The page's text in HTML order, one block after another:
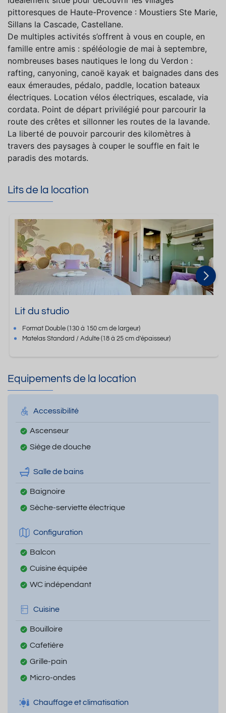
pittoresques de Haute-Provence : Moustiers Ste Marie,
Sillans la Cascade, Castellane.
De multiples activités s’offrent à vous en couple, en
famille entre amis : spéléologie de mai à septembre,
nombreuses bases nautiques le long du Verdon :
rafting, canyoning, canoë kayak et baignades dans des
eaux émeraudes, pédalo, paddle, location bateaux
électriques. Location vélos électriques, escalade, via
cordata. Point de départ privilégié pour parcourir la
route des crêtes et sillonner les routes de la lavande.
La liberté de pouvoir parcourir des kilomètres à
travers des paysages à couper le souffle en fait le
paradis des motards.
Lits de la location
Lit du studio
Format Double (130 à 150 cm de largeur)
Matelas Standard / Adulte(18 à 25 cm d'épaisseur)
Equipements de la location
Accessibilité
Ascenseur
Siège de douche
Salle de bains
Baignoire
Sèche-serviette électrique
Configuration
Balcon
Cuisine équipée
WC indépendant
Cuisine
Bouilloire
Cafetière
Grille-pain
Micro-ondes
Chauffage et climatisation